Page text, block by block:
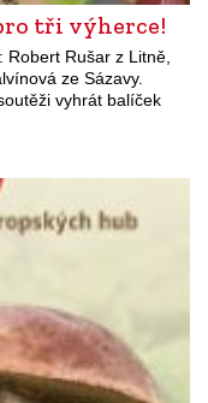
tři výherce!
Rušar z Litně,
ze Sázavy.
vyhrát balíček